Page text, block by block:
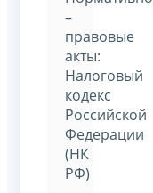
–
правовые
акты:
Налоговый
кодекс
Российской
Федерации
(НК
РФ)